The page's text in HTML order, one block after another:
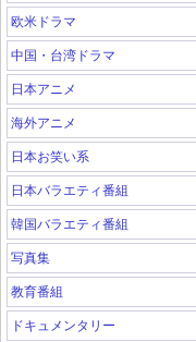
欧米ドラマ
中国・台湾ドラマ
日本アニメ
海外アニメ
日本お笑い系
日本バラエティ番組
韓国バラエティ番組
写真集
教育番組
ドキュメンタリー